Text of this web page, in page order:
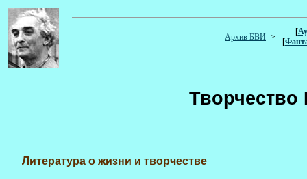
Архив БВИ ->
[
[
Литература о жизни и творчестве